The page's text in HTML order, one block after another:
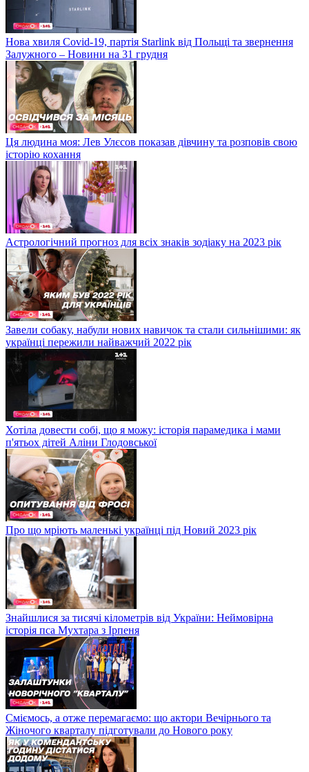
Нова хвиля Covid-19, партія Starlink від Польщі та звернення
Залужного – Новини на 31 грудня
Ця людина моя: Лев Улєсов показав дівчину та розповів свою
історію кохання
Астрологічний прогноз для всіх знаків зодіаку на 2023 рік
Завели собаку, набули нових навичок та стали сильнішими: як
українці пережили найважчий 2022 рік
Хотіла довести собі, що я можу: історія парамедика і мами
п'ятьох дітей Аліни Глодовської
Про що мріють маленькі українці під Новий 2023 рік
Знайшлися за тисячі кілометрів від України: Неймовірна
історія пса Мухтара з Ірпеня
Сміємось, а отже перемагаємо: що актори Вечірнього та
Жіночого кварталу підготували до Нового року